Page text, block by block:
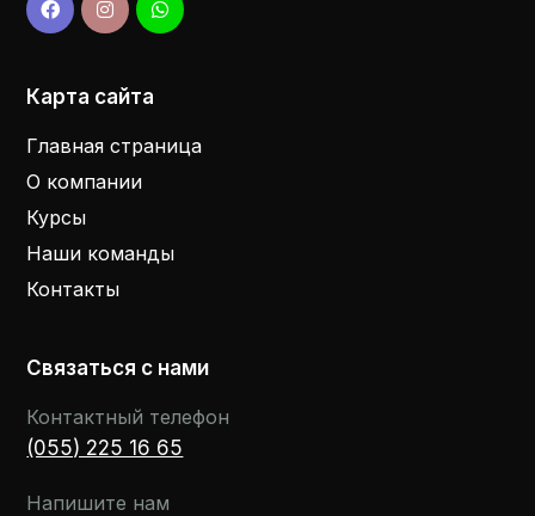
Карта сайта
Главная страница
О компании
Курсы
Наши команды
Контакты
Связаться с нами
Контактный телефон
(055) 225 16 65
Напишите нам